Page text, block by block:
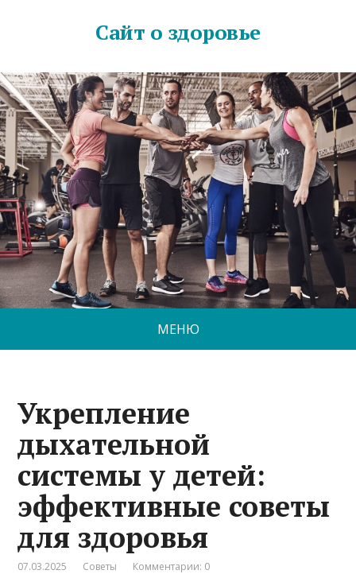
Сайт о здоровье
МЕНЮ
Укрепление
дыхательной
системы у детей:
эффективные советы
для здоровья
07.03.2025 Советы Комментарии: 0